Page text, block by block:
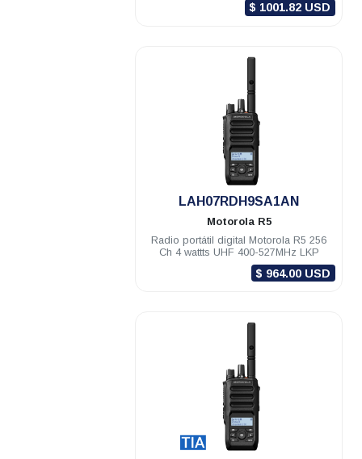
$ 1001.82 USD
LAH07RDH9SA1AN
Motorola R5
Radio portátil digital Motorola R5 256
Ch 4 wattts UHF 400-527MHz LKP
$ 964.00 USD